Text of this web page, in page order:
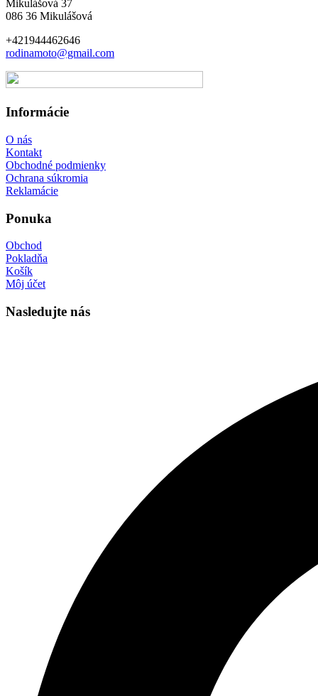
Mikulášová 37
086 36 Mikulášová
+421944462646
rodinamoto@gmail.com
Informácie
O nás
Kontakt
Obchodné podmienky
Ochrana súkromia
Reklamácie
Ponuka
Obchod
Pokladňa
Košík
Môj účet
Nasledujte nás